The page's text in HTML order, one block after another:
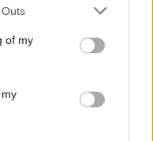
one or more Google
You may click to
its third-party tags to
in below Google
of myegyszerűen
A
bennem, hogy ez az
tovább vinni és
akkor és most